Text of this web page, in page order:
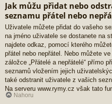
Jak můžu přidat nebo
seznamu přátel nebo
Uživatele můžete přidat do vašeho
na jméno uživatele se dostanete na
najdete odkaz, pomocí kterého
přátel nebo nepřátel. Nebo můžete
záložce „Přátelé a nepřátelé“ přímo
seznamů vložením jejich
také odstranit uživatele z vašich
Na serveru www.rymy.cz však tato
Nahoru